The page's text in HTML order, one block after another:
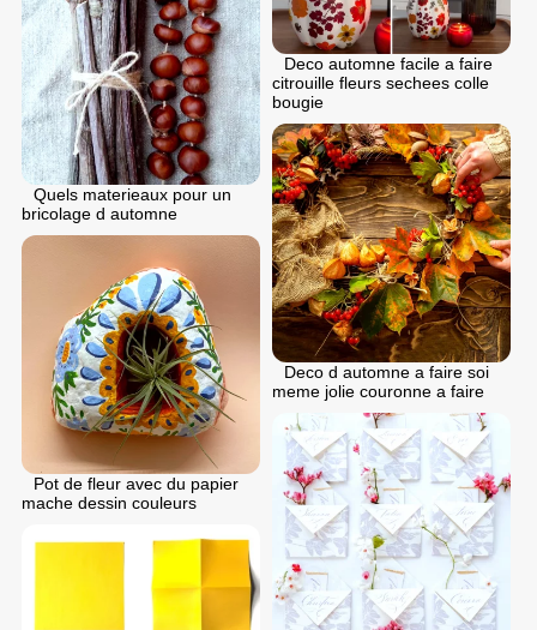
Deco automne facile a faire
citrouille fleurs sechees colle
bougie
Quels materieaux pour un
bricolage d automne
Deco d automne a faire soi
meme jolie couronne a faire
Pot de fleur avec du papier
mache dessin couleurs